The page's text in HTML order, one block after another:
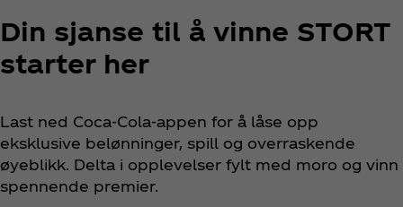
Din sjanse til å vinne STORT
starter her
Last ned Coca‑Cola‑appen for å låse opp
eksklusive belønninger, spill og overraskende
øyeblikk. Delta i opplevelser fylt med moro og vinn
spennende premier.